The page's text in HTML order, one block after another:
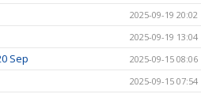
2025-09-19 20:02
2025-09-19 13:04
Sep 2025-09-15 08:06
2025-09-15 07:54